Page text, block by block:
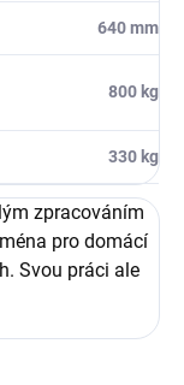
640 mm
800 kg
330 kg
zpracováním
pro domácí
Svou práci ale